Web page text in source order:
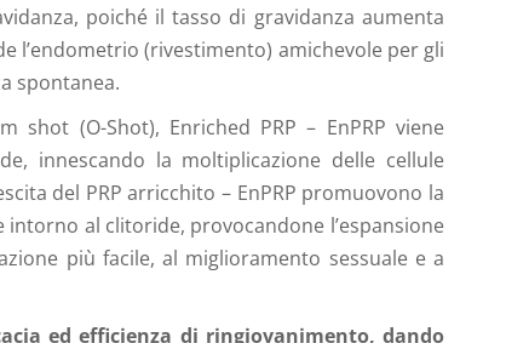
poiché il tasso di gravidanza aumenta
l’endometrio (rivestimento) amichevole per gli
spontanea.
(O-Shot), Enriched PRP – EnPRP viene
innescando la moltiplicazione delle cellule
del PRP arricchito – EnPRP promuovono la
al clitoride, provocandone l’espansione
più facile, al miglioramento sessuale e a
ed efficienza di ringiovanimento, dando